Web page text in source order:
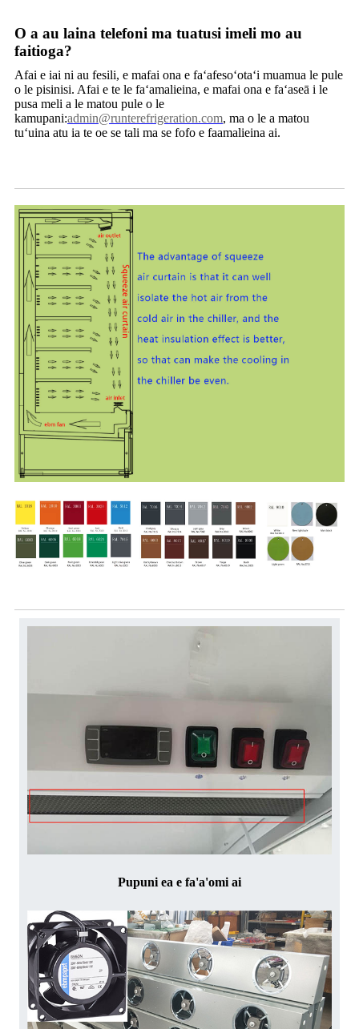
O a au laina telefoni ma tuatusi imeli mo au
faitioga?
Afai e iai ni au fesili, e mafai ona e faʻafesoʻotaʻi muamua le pule
o le pisinisi. Afai e te le faʻamalieina, e mafai ona e faʻaseā i le
pusa meli a le matou pule o le
kamupani:admin@runterefrigeration.com, ma o le a matou
tuʻuina atu ia te oe se tali ma se fofo e faamalieina ai.
Pupuni ea e fa'a'omi ai